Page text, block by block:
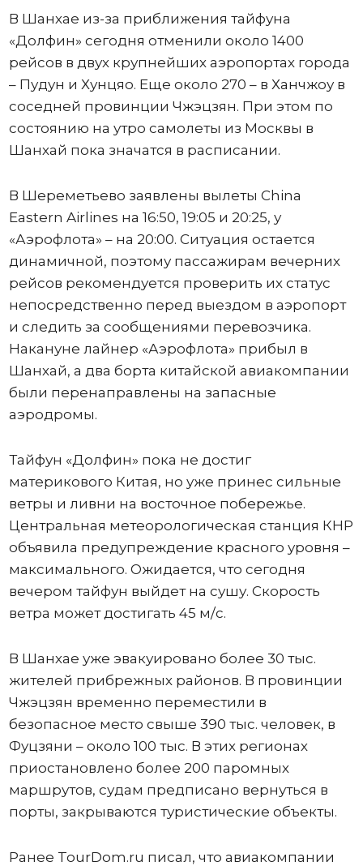
В Шанхае из-за приближения тайфуна
«Долфин» сегодня отменили около 1400
рейсов в двух крупнейших аэропортах города
– Пудун и Хунцяо. Еще около 270 – в Ханчжоу в
соседней провинции Чжэцзян. При этом по
состоянию на утро самолеты из Москвы в
Шанхай пока значатся в расписании.
В Шереметьево заявлены вылеты China
Eastern Airlines на 16:50, 19:05 и 20:25, у
«Аэрофлота» – на 20:00. Ситуация остается
динамичной, поэтому пассажирам вечерних
рейсов рекомендуется проверить их статус
непосредственно перед выездом в аэропорт
и следить за сообщениями перевозчика.
Накануне лайнер «Аэрофлота» прибыл в
Шанхай, а два борта китайской авиакомпании
были перенаправлены на запасные
аэродромы.
Тайфун «Долфин» пока не достиг
материкового Китая, но уже принес сильные
ветры и ливни на восточное побережье.
Центральная метеорологическая станция КНР
объявила предупреждение красного уровня –
максимального. Ожидается, что сегодня
вечером тайфун выйдет на сушу. Скорость
ветра может достигать 45 м/с.
В Шанхае уже эвакуировано более 30 тыс.
жителей прибрежных районов. В провинции
Чжэцзян временно переместили в
безопасное место свыше 390 тыс. человек, в
Фуцзяни – около 100 тыс. В этих регионах
приостановлено более 200 паромных
маршрутов, судам предписано вернуться в
порты, закрываются туристические объекты.
Ранее TourDom.ru писал, что авиакомпании